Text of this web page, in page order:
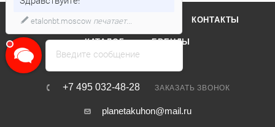
О КОМПАНИИ ОТЗЫВЫ КОНТАКТЫ
КАТАЛОГ БРЕНДЫ
+7 495 032-48-28 ЗАКАЗАТЬ ЗВОНОК
planetakuhon@mail.ru
Введите сообщение
etalonbt.moscow печатает...